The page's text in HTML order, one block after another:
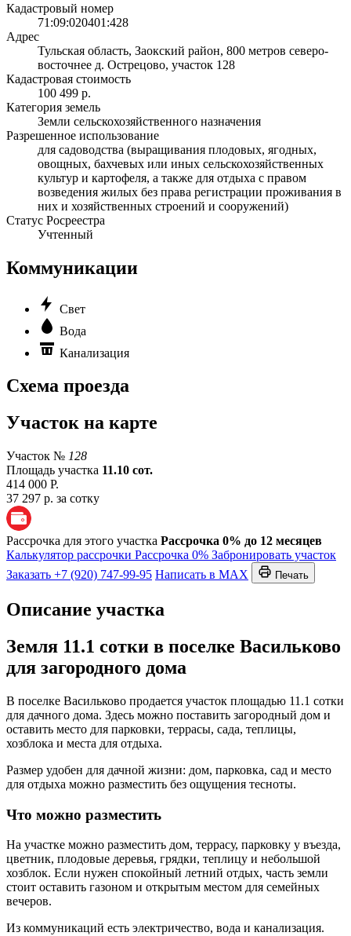
Кадастровый номер
71:09:020401:428
Адрес
Тульская область, Заокский район, 800 метров северо-
восточнее д. Острецово, участок 128
Кадастровая стоимость
100 499 р.
Категория земель
Земли сельскохозяйственного назначения
Разрешенное использование
для садоводства (выращивания плодовых, ягодных,
овощных, бахчевых или иных сельскохозяйственных
культур и картофеля, а также для отдыха с правом
возведения жилых без права регистрации проживания в
них и хозяйственных строений и сооружений)
Статус Росреестра
Учтенный
Коммуникации
Свет
Вода
Канализация
Схема проезда
Участок на карте
Участок № 128
Площадь участка 11.10 сот.
414 000 Р.
37 297 р. за сотку
Рассрочка для этого участка Рассрочка 0% до 12 месяцев
Калькулятор рассрочки Рассрочка 0% Забронировать участок
Заказать +7 (920) 747-99-95 Написать в MAX Печать
Описание участка
Земля 11.1 сотки в поселке Васильково
для загородного дома
В поселке Васильково продается участок площадью 11.1 сотки
для дачного дома. Здесь можно поставить загородный дом и
оставить место для парковки, террасы, сада, теплицы,
хозблока и места для отдыха.
Размер удобен для дачной жизни: дом, парковка, сад и место
для отдыха можно разместить без ощущения тесноты.
Что можно разместить
На участке можно разместить дом, террасу, парковку у въезда,
цветник, плодовые деревья, грядки, теплицу и небольшой
хозблок. Если нужен спокойный летний отдых, часть земли
стоит оставить газоном и открытым местом для семейных
вечеров.
Из коммуникаций есть электричество, вода и канализация.